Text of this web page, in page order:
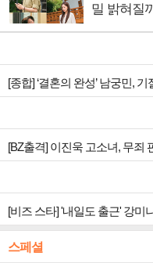
밀 밝혀질
[BZ출격] 이진욱 고소녀, 무죄
스페셜